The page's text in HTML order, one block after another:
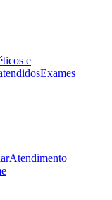
e
Exames
Atendimento